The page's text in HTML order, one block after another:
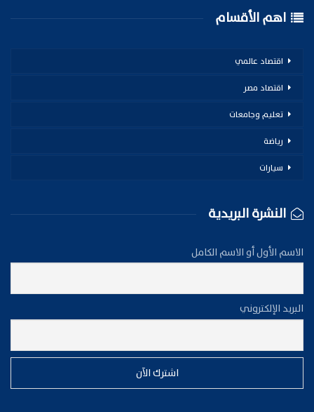
اهم الأقسام
اقتصاد عالمي
اقتصاد مصر
تعليم وجامعات
رياضة
سيارات
النشرة البريدية
الاسم الأول أو الاسم الكامل
البريد الإلكتروني